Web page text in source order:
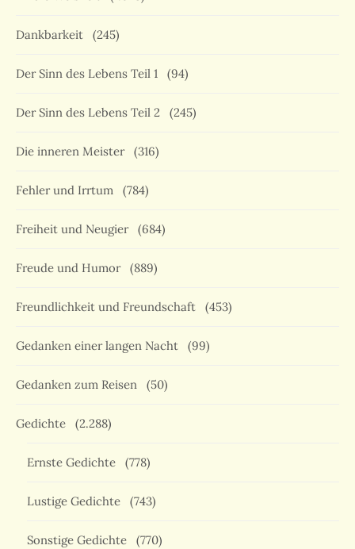
Dankbarkeit (245)
Der Sinn des Lebens Teil 1 (94)
Der Sinn des Lebens Teil 2 (245)
Die inneren Meister (316)
Fehler und Irrtum (784)
Freiheit und Neugier (684)
Freude und Humor (889)
Freundlichkeit und Freundschaft (453)
Gedanken einer langen Nacht (99)
Gedanken zum Reisen (50)
Gedichte (2.288)
Ernste Gedichte (778)
Lustige Gedichte (743)
Sonstige Gedichte (770)